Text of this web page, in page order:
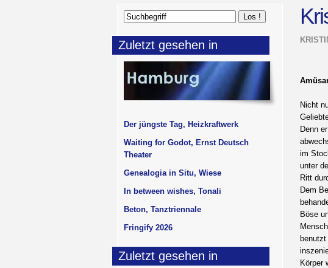
Nicht
Denn
im
unter
Ritt
Dem
Böse
Körper
Zuletzt gesehen in
Der jüngste Tag, Heizkraftwerk
Waiting for Godot, Ernst Deutsch
Theater
Genealogia in Situ, Wiese
In between wishes, Tonali
Beton, Tanztriennale
Fringify 2026
Zuletzt gesehen in